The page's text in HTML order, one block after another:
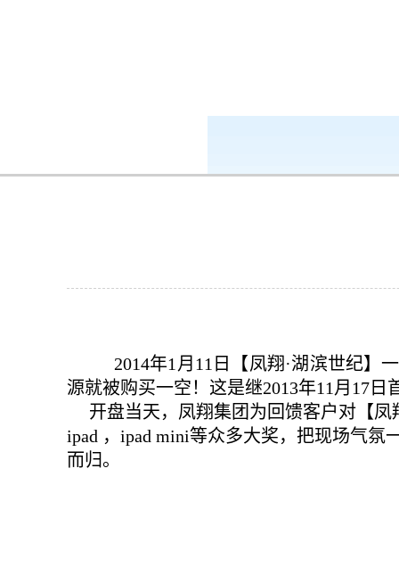
2014年1月11日【凤翔·湖滨世纪】
源就被购买一空！这是继2013年11月17
开盘当天，凤翔集团为回馈客户对【凤
ipad ，ipad mini等众多大奖，把现场气
而归。